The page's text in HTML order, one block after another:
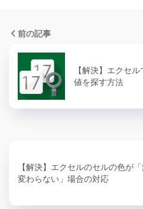
前の記事
【解決】エクセ
値を探す方法
【解決】エクセルのセルの色が
変わらない」場合の対応